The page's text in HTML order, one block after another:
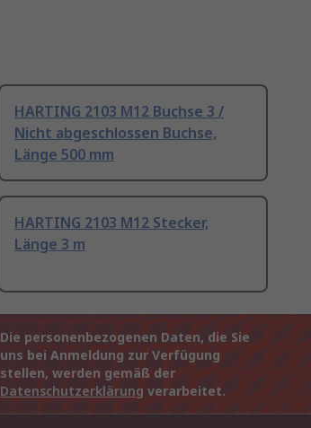
HARTING 2103 M12 Buchse 3 /
Nicht abgeschlossen Buchse,
Länge 500 mm
HARTING 2103 M12 Stecker,
Länge 3 m
Die personenbezogenen Daten, die Sie
uns bei Anmeldung zur Verfügung
stellen, werden gemäß der
Datenschutzerklärung verarbeitet.